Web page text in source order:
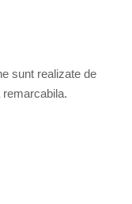
sunt realizate de